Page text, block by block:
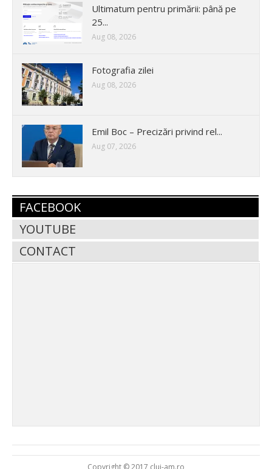
Ultimatum pentru primării: până pe
25...
Aug 08, 2026
Fotografia zilei
Aug 08, 2026
Emil Boc – Precizări privind rel...
Aug 07, 2026
FACEBOOK
YOUTUBE
CONTACT
Copyright © 2017 cluj-am.ro